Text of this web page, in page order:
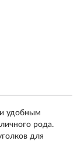
и удобным
рода.
для